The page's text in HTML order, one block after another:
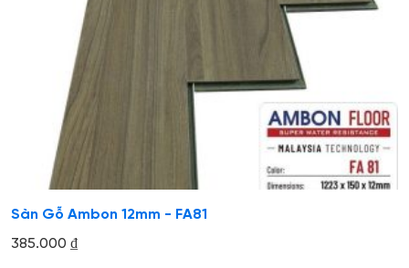
Sàn Gỗ Ambon 12mm - FA81
385.000 ₫